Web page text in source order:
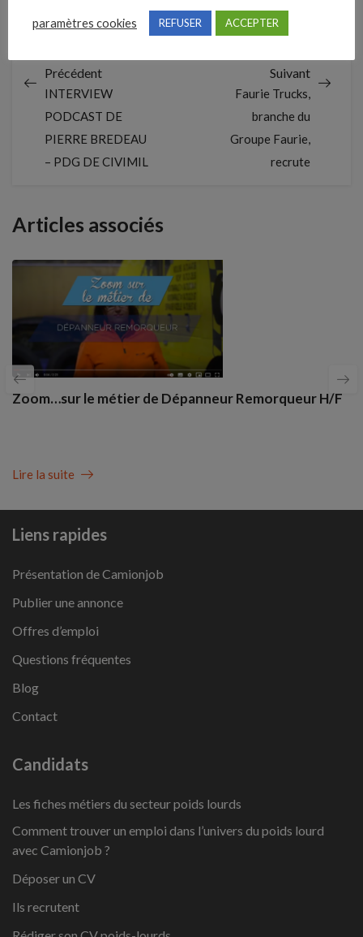
Pour plus d’infos : contact@camionjob.fr
Précédent
INTERVIEW
PODCAST DE
PIERRE BREDEAU
– PDG DE CIVIMIL
Suivant
Faurie Trucks,
branche du
Groupe Faurie,
recrute
Articles associés
Zoom…sur le métier de Dépanneur Remorqueur H/F
Lire la suite
Liens rapides
Présentation de Camionjob
Publier une annonce
Offres d’emploi
Questions fréquentes
Blog
Contact
Candidats
Les fiches métiers du secteur poids lourds
Comment trouver un emploi dans l’univers du poids lourd
avec Camionjob ?
Déposer un CV
Ils recrutent
paramètres cookies REFUSER ACCEPTER